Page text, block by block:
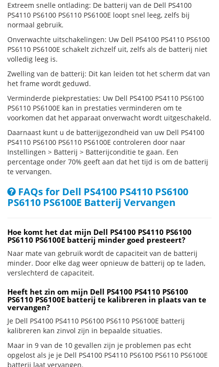
Extreem snelle ontlading: De batterij van de Dell PS4100
PS4110 PS6100 PS6110 PS6100E loopt snel leeg, zelfs bij
normaal gebruik.
Onverwachte uitschakelingen: Uw Dell PS4100 PS4110 PS6100
PS6110 PS6100E schakelt zichzelf uit, zelfs als de batterij niet
volledig leeg is.
Zwelling van de batterij: Dit kan leiden tot het scherm dat van
het frame wordt geduwd.
Verminderde piekprestaties: Uw Dell PS4100 PS4110 PS6100
PS6110 PS6100E kan in prestaties verminderen om te
voorkomen dat het apparaat onverwacht wordt uitgeschakeld.
Daarnaast kunt u de batterijgezondheid van uw Dell PS4100
PS4110 PS6100 PS6110 PS6100E controleren door naar
Instellingen > Batterij > Batterijconditie te gaan. Een
percentage onder 70% geeft aan dat het tijd is om de batterij
te vervangen.
FAQs for Dell PS4100 PS4110 PS6100
PS6110 PS6100E Batterij Vervangen
Hoe komt het dat mijn Dell PS4100 PS4110 PS6100
PS6110 PS6100E batterij minder goed presteert?
Naar mate van gebruik wordt de capaciteit van de batterij
minder. Door elke dag weer opnieuw de batterij op te laden,
verslechterd de capaciteit.
Heeft het zin om mijn Dell PS4100 PS4110 PS6100
PS6110 PS6100E batterij te kalibreren in plaats van te
vervangen?
Je Dell PS4100 PS4110 PS6100 PS6110 PS6100E batterij
kalibreren kan zinvol zijn in bepaalde situaties.
Maar in 9 van de 10 gevallen zijn je problemen pas echt
opgelost als je je Dell PS4100 PS4110 PS6100 PS6110 PS6100E
batterij laat vervangen.